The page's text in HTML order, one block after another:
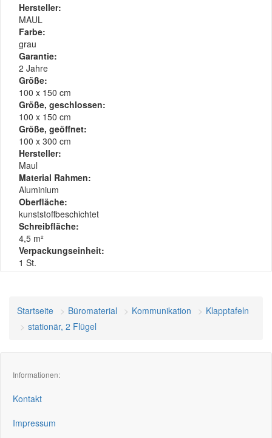
Hersteller:
MAUL
Farbe:
grau
Garantie:
2 Jahre
Größe:
100 x 150 cm
Größe, geschlossen:
100 x 150 cm
Größe, geöffnet:
100 x 300 cm
Hersteller:
Maul
Material Rahmen:
Aluminium
Oberfläche:
kunststoffbeschichtet
Schreibfläche:
4,5 m²
Verpackungseinheit:
1 St.
Startseite Büromaterial Kommunikation
Klapptafeln
stationär, 2 Flügel
Informationen:
Kontakt
Impressum